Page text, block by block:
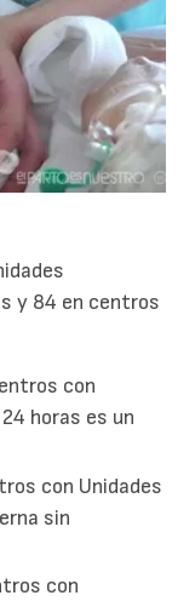
y 84 en centros
con
horas es un
con Unidades
sin
con